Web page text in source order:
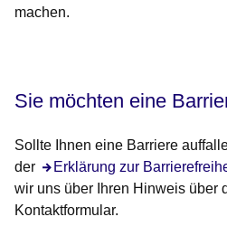
machen.
Sie möchten eine
Sollte Ihnen eine Barriere
der
Erklärung zur
Öffnet sich in einem neuen
wir uns über Ihren Hinweis über
Kontaktformular.